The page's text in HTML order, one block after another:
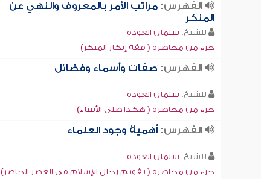
الفهرس:مراتب الأمر بالمعروف والنهي عن
المنكر
للشيخ: سلمان العودة
جزء من محاضرة ( فقه إنكار المنكر)
الفهرس: صفات وأسماء وفضائل
للشيخ: سلمان العودة
جزء من محاضرة ( هكذا صلى الأنبياء)
الفهرس:أهمية وجود العلماء
للشيخ: سلمان العودة
جزء من محاضرة ( تقويم رجال الإسلام في العصر الحاضر)